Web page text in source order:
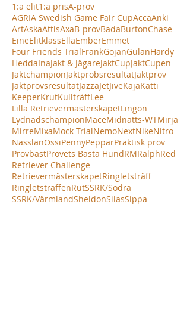
1:a elit1:a prisA-prov
AGRIA Swedish Game Fair CupAccaAnki
ArtAskaAttisAxaB-provBadaBurtonChase
EineElitklassEllaEmberEmmet
Four Friends TrialFrankGojanGulanHardy
HeddaInaJakt & JägareJaktCupJaktCupen
JaktchampionJaktprobsresultatJaktprov
JaktprovsresultatJazzaJetJiveKajaKatti
KeeperKrutKullträffLee
Lilla RetrievermästerskapetLingon
LydnadschampionMaceMidnatts-WTMirja
MirreMixaMock TrialNemoNextNikeNitro
NässlanOssiPennyPepparPraktisk prov
ProvbästProvets Bästa HundRMRalphRed
Retriever Challenge
RetrievermästerskapetRingletsträff
RingletsträffenRutSSRK/Södra
SSRK/VärmlandSheldonSilasSippa